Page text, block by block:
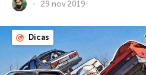
29 nov 2019
Dicas